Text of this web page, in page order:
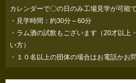
カレンダーで〇の日のみ工場見学が可能で
・見学時間：約30分～60分
・ラム酒の試飲もございます（20才以上
い方）
・１０名以上の団体の場合はお電話かお